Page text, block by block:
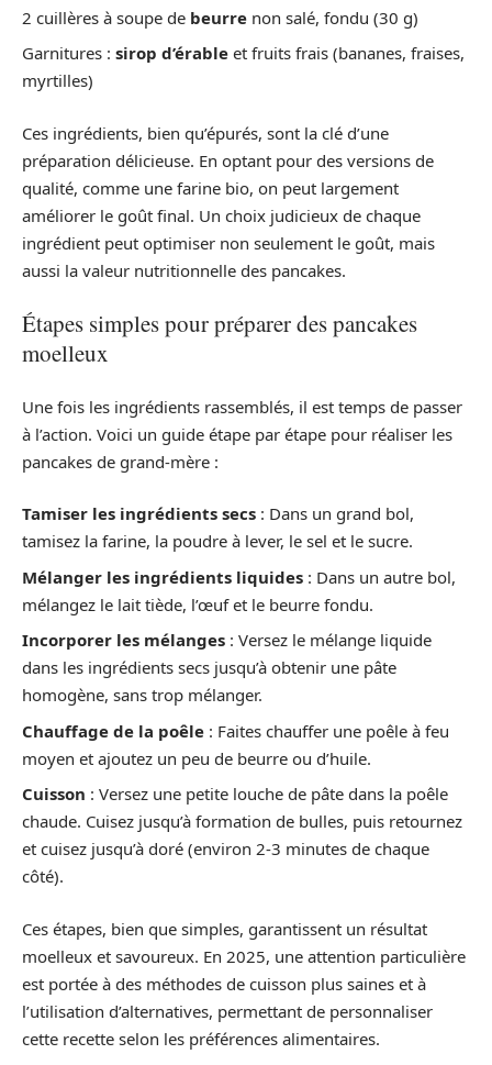
2 cuillères à soupe de beurre non salé, fondu (30 g)
Garnitures : sirop d’érable et fruits frais (bananes, fraises,
myrtilles)
Ces ingrédients, bien qu’épurés, sont la clé d’une
préparation délicieuse. En optant pour des versions de
qualité, comme une farine bio, on peut largement
améliorer le goût final. Un choix judicieux de chaque
ingrédient peut optimiser non seulement le goût, mais
aussi la valeur nutritionnelle des pancakes.
Étapes simples pour préparer des pancakes
moelleux
Une fois les ingrédients rassemblés, il est temps de passer
à l’action. Voici un guide étape par étape pour réaliser les
pancakes de grand-mère :
Tamiser les ingrédients secs : Dans un grand bol,
tamisez la farine, la poudre à lever, le sel et le sucre.
Mélanger les ingrédients liquides : Dans un autre bol,
mélangez le lait tiède, l’œuf et le beurre fondu.
Incorporer les mélanges : Versez le mélange liquide
dans les ingrédients secs jusqu’à obtenir une pâte
homogène, sans trop mélanger.
Chauffage de la poêle : Faites chauffer une poêle à feu
moyen et ajoutez un peu de beurre ou d’huile.
Cuisson : Versez une petite louche de pâte dans la poêle
chaude. Cuisez jusqu’à formation de bulles, puis retournez
et cuisez jusqu’à doré (environ 2-3 minutes de chaque
côté).
Ces étapes, bien que simples, garantissent un résultat
moelleux et savoureux. En 2025, une attention particulière
est portée à des méthodes de cuisson plus saines et à
l’utilisation d’alternatives, permettant de personnaliser
cette recette selon les préférences alimentaires.